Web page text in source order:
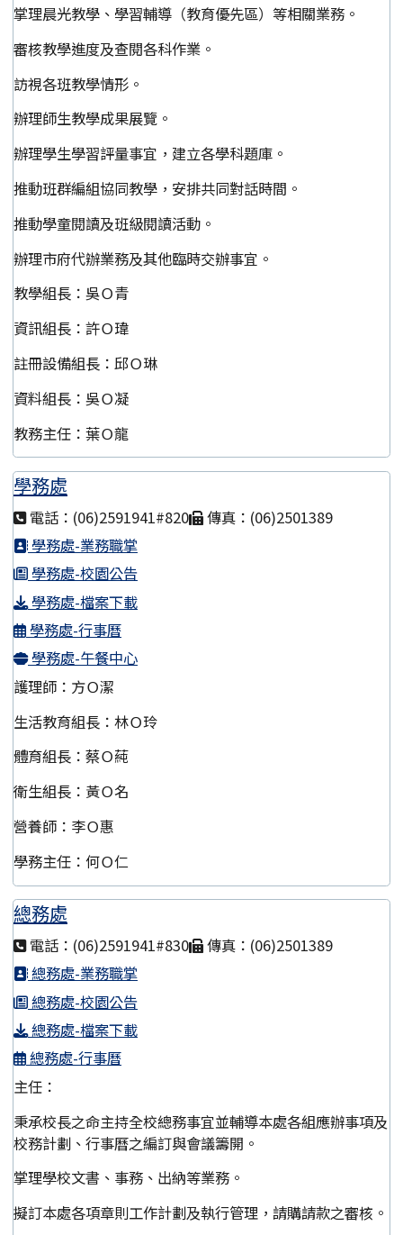
掌理晨光教學、學習輔導（教育優先區）等相關業務。
審核教學進度及查閱各科作業。
訪視各班教學情形。
辦理師生教學成果展覽。
辦理學生學習評量事宜，建立各學科題庫。
推動班群編組協同教學，安排共同對話時間。
推動學童閱讀及班級閱讀活動。
辦理市府代辦業務及其他臨時交辦事宜。
教學組長：吳Ｏ青
資訊組長：許Ｏ瑋
註冊設備組長：邱Ｏ琳
資料組長：吳Ｏ凝
教務主任：葉Ｏ龍
學務處
電話：(06)2591941#820
傳真：(06)2501389
學務處-業務職掌
學務處-校園公告
學務處-檔案下載
學務處-行事曆
學務處-午餐中心
護理師：方Ｏ潔
生活教育組長：林Ｏ玲
體育組長：蔡Ｏ蒓
衛生組長：黃Ｏ名
營養師：李Ｏ惠
學務主任：何Ｏ仁
總務處
電話：(06)2591941#830
傳真：(06)2501389
總務處-業務職掌
總務處-校園公告
總務處-檔案下載
總務處-行事曆
主任：
秉承校長之命主持全校總務事宜並輔導本處各組應辦事項及
校務計劃、行事曆之編訂與會議籌開。
掌理學校文書、事務、出納等業務。
擬訂本處各項章則工作計劃及執行管理，請購請款之審核。